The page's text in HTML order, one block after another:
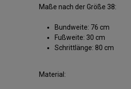
Maße nach der Größe 38:
Bundweite: 76 cm
Fußweite: 30 cm
Schrittlänge: 80 cm
Material: